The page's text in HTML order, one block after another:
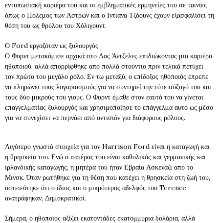
εντυπωσιακή καριέρα του και οι εμβληματικές ερμηνείες του σε ταινίες
όπως ο Πόλεμος των Άστρων και ο Ιντιάνα Τζόουνς έχουν εξασφαλίσει τη
θέση του ως θρύλου του Χόλιγουντ.
Ο Ford εργαζόταν ως ξυλουργός
Ο Φορντ μετακόμισε αρχικά στο Λος Άντζελες επιδιώκοντας μια καριέρα
ηθοποιού, αλλά απορρίφθηκε από πολλά στούντιο πριν τελικά πετύχει
τον πρώτο του μεγάλο ρόλο. Εν τω μεταξύ, ο επίδοξος ηθοποιός έπρεπε
να πληρώνει τους λογαριασμούς για να συντηρεί την τότε σύζυγό του και
τους δύο μικρούς του γιους. Ο Φορντ έμαθε στον εαυτό του να γίνεται
επαγγελματίας ξυλουργός και χρησιμοποίησε το επάγγελμα αυτό ως μέσο
για να συνεχίσει να περνάει από οντισιόν για διάφορους ρόλους.
Λιγότερο γνωστά στοιχεία για τον Harrison Ford είναι η καταγωγή και
η θρησκεία του. Ενώ ο πατέρας του είναι καθολικός και γερμανικής και
ιρλανδικής καταγωγής, η μητέρα του ήταν Εβραία Ασκενάζι από το
Μινσκ. Όταν ρωτήθηκε για τη θέση που κατέχει η θρησκεία στη ζωή του,
αστειεύτηκε ότι ο ίδιος και ο μικρότερος αδελφός του Terence
ανατράφηκαν, Δημοκρατικοί.
Σήμερα, ο ηθοποιός αξίζει εκατοντάδες εκατομμύρια δολάρια, αλλά